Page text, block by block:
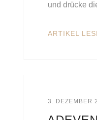
und drücke
ARTIKEL
3. DEZEMBER